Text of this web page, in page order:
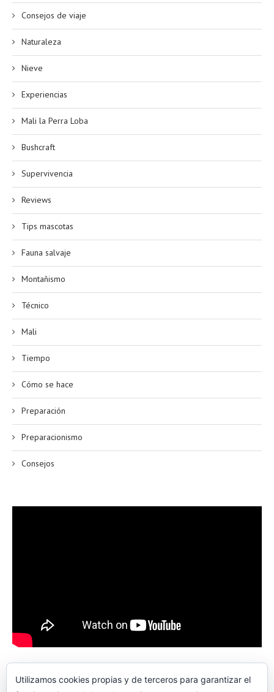
Consejos de viaje
Naturaleza
Nieve
Experiencias
Mali la Perra Loba
Bushcraft
Supervivencia
Reviews
Tips mascotas
Fauna salvaje
Montañismo
Técnico
Mali
Tiempo
Cómo se hace
Preparación
Preparacionismo
Consejos
Utilizamos cookies propias y de terceros para garantizar el